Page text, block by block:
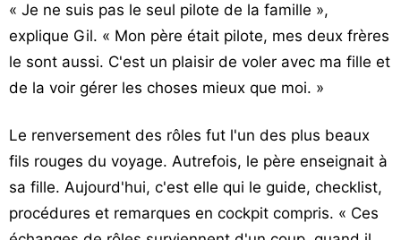
« Je ne suis pas le seul pilote de la famille »,
explique Gil. « Mon père était pilote, mes deux frères
le sont aussi. C'est un plaisir de voler avec ma fille et
de la voir gérer les choses mieux que moi. »
Le renversement des rôles fut l'un des plus beaux
fils rouges du voyage. Autrefois, le père enseignait à
sa fille. Aujourd'hui, c'est elle qui le guide, checklist,
procédures et remarques en cockpit compris. « Ces